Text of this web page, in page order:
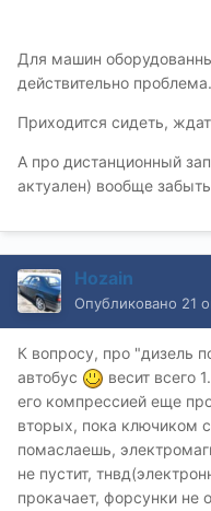
Для машин
действительно проблема.
Приходится сидеть,
А про дистанционный
актуален) вообще
Hozain
Опубликовано 21
К вопросу, про "дизель
автобус
весит всего
его компрессией еще
вторых, пока ключиком
помаслаешь,
не пустит,
прокачает, форсунки не